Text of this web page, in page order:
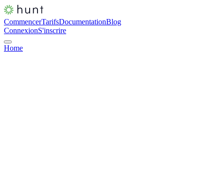
CommencerTarifsDocumentationBlog
ConnexionS'inscrire
Home